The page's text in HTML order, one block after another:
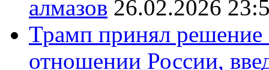
алмазов 26.02.2026
Трамп принял решение
отношении России,